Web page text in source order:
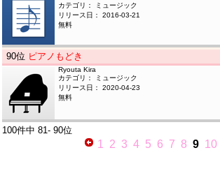
カテゴリ： ミュージック
リリース日： 2016-03-21
無料
90位 ピアノもどき
Ryouta Kira
カテゴリ： ミュージック
リリース日： 2020-04-23
無料
100件中 81- 90位
1 2 3 4 5 6 7 8 9 10